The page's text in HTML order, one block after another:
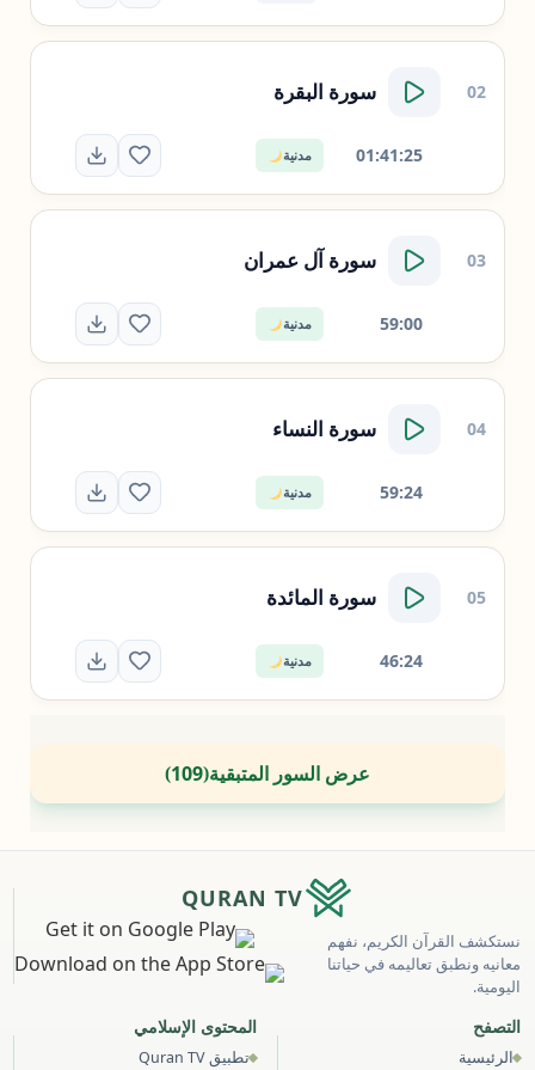
02 سورة البقرة
مدنية 01:41:25
03 سورة آل عمران
مدنية 59:00
04 سورة النساء
مدنية 59:24
05 سورة المائدة
مدنية 46:24
عرض السور المتبقية(
109
)
QURAN TV
نستكشف القرآن الكريم، نفهم
معانيه ونطبق تعاليمه في حياتنا
اليومية.
التصفح
الرئيسية
المحتوى الإسلامي
تطبيق Quran TV